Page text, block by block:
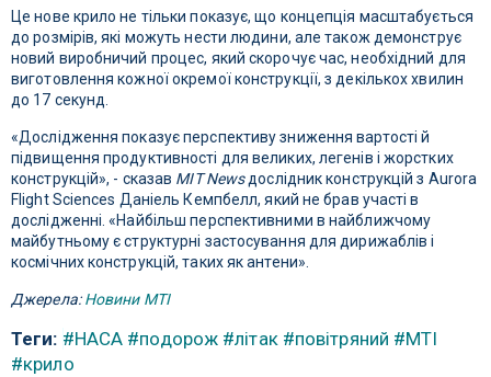
Це нове крило не тільки показує, що концепція масштабується
до розмірів, які можуть нести людини, але також демонструє
новий виробничий процес, який скорочує час, необхідний для
виготовлення кожної окремої конструкції, з декількох хвилин
до 17 секунд.
«Дослідження показує перспективу зниження вартості й
підвищення продуктивності для великих, легенів і жорстких
конструкцій», - сказав MIT Newsдослідник конструкцій з Aurora
Flight Sciences Даніель Кемпбелл, який не брав участі в
дослідженні. «Найбільш перспективними в найближчому
майбутньому є структурні застосування для дирижаблів і
космічних конструкцій, таких як антени».
Джерела:Новини МТІ
Теги: #НАСА #подорож #літак #повітряний #МТІ
#крило